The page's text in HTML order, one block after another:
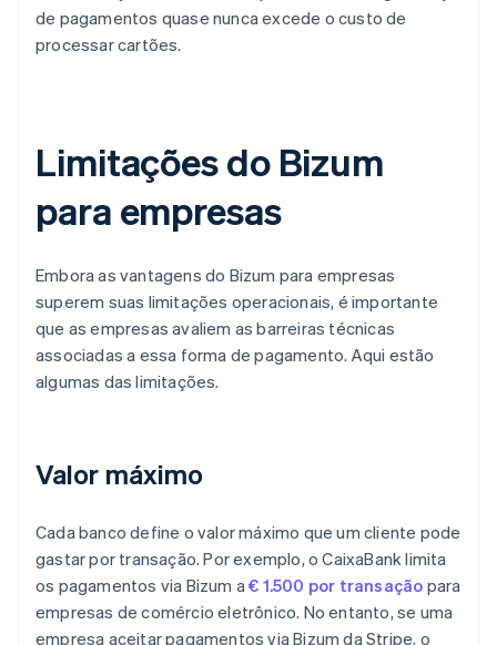
de pagamentos quase nunca excede o custo de
processar cartões.
Limitações do Bizum
para empresas
Embora as vantagens do Bizum para empresas
superem suas limitações operacionais, é importante
que as empresas avaliem as barreiras técnicas
associadas a essa forma de pagamento. Aqui estão
algumas das limitações.
Valor máximo
Cada banco define o valor máximo que um cliente pode
gastar por transação. Por exemplo, o CaixaBank limita
os pagamentos via Bizum a€ 1.500 por transação para
empresas de comércio eletrônico. No entanto, se uma
empresa aceitar pagamentos via Bizum da Stripe, o